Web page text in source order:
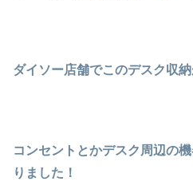
ダイソー店舗でこのデスク収
コンセントとかデスク周辺の
りました！